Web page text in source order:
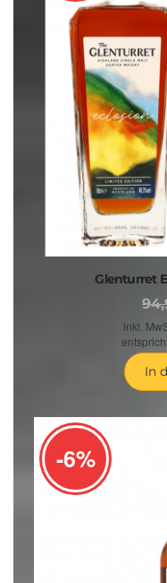
Glenturret
inkl.
In
-6%